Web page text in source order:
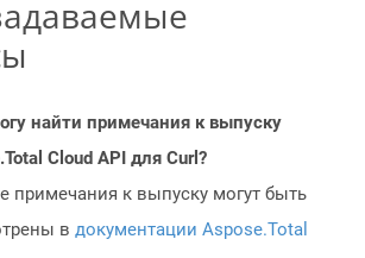
найти примечания к выпуску
Cloud API для Curl?
примечания к выпуску могут быть
в документации Aspose.Total